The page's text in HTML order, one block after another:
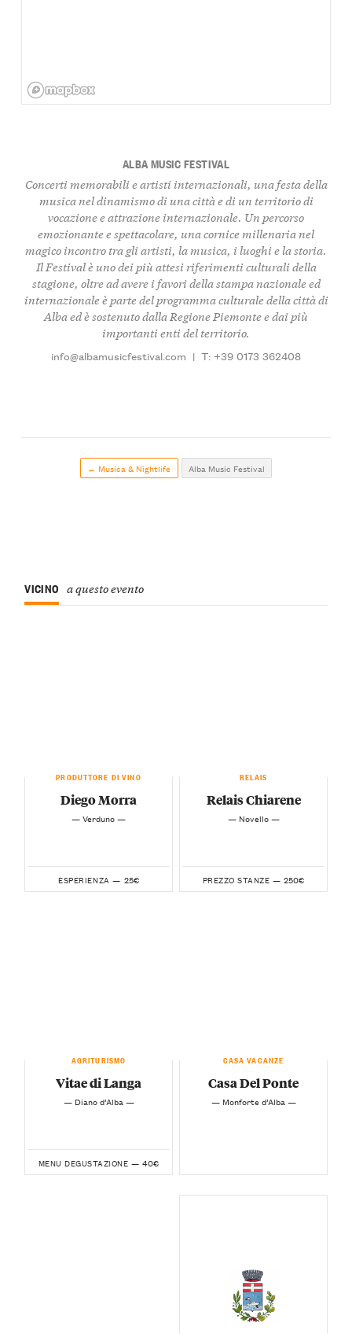
ALBA MUSIC FESTIVAL
Concerti memorabili e artisti internazionali, una festa della
musica nel dinamismo di una città e di un territorio di
vocazione e attrazione internazionale. Un percorso
emozionante e spettacolare, una cornice millenaria nel
magico incontro tra gli artisti, la musica, i luoghi e la storia.
Il Festival è uno dei più attesi riferimenti culturali della
stagione, oltre ad avere i favori della stampa nazionale ed
internazionale è parte del programma culturale della città di
Alba ed è sostenuto dalla Regione Piemonte e dai più
importanti enti del territorio.
info@albamusicfestival.com | T: +39 0173 362408
← Musica & Nightlife Alba Music Festival
VICINO a questo evento
PRODUTTORE DI VINO
Diego Morra
— Verduno —
ESPERIENZA — 25€
RELAIS
Relais Chiarene
— Novello —
PREZZO STANZE — 250€
AGRITURISMO
Vitae di Langa
— Diano d’Alba —
MENU DEGUSTAZIONE — 40€
CASA VACANZE
Casa Del Ponte
— Monforte d’Alba —